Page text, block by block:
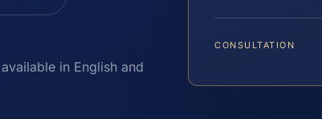
in English and
CONSULTATION